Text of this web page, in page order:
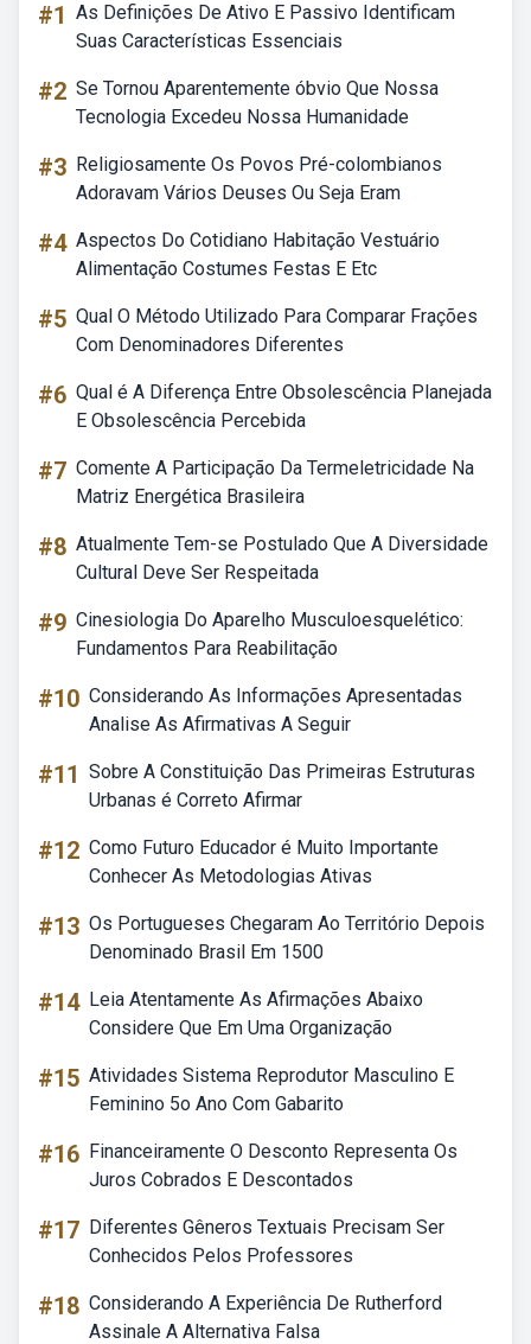
#1 As Definições De Ativo E Passivo Identificam
Suas Características Essenciais
#2 Se Tornou Aparentemente óbvio Que Nossa
Tecnologia Excedeu Nossa Humanidade
#3 Religiosamente Os Povos Pré-colombianos
Adoravam Vários Deuses Ou Seja Eram
#4 Aspectos Do Cotidiano Habitação Vestuário
Alimentação Costumes Festas E Etc
#5 Qual O Método Utilizado Para Comparar Frações
Com Denominadores Diferentes
#6 Qual é A Diferença Entre Obsolescência Planejada
E Obsolescência Percebida
#7 Comente A Participação Da Termeletricidade Na
Matriz Energética Brasileira
#8 Atualmente Tem-se Postulado Que A Diversidade
Cultural Deve Ser Respeitada
#9 Cinesiologia Do Aparelho Musculoesquelético:
Fundamentos Para Reabilitação
#10 Considerando As Informações Apresentadas
Analise As Afirmativas A Seguir
#11 Sobre A Constituição Das Primeiras Estruturas
Urbanas é Correto Afirmar
#12 Como Futuro Educador é Muito Importante
Conhecer As Metodologias Ativas
#13 Os Portugueses Chegaram Ao Território Depois
Denominado Brasil Em 1500
#14 Leia Atentamente As Afirmações Abaixo
Considere Que Em Uma Organização
#15 Atividades Sistema Reprodutor Masculino E
Feminino 5o Ano Com Gabarito
#16 Financeiramente O Desconto Representa Os
Juros Cobrados E Descontados
#17 Diferentes Gêneros Textuais Precisam Ser
Conhecidos Pelos Professores
#18 Considerando A Experiência De Rutherford
Assinale A Alternativa Falsa